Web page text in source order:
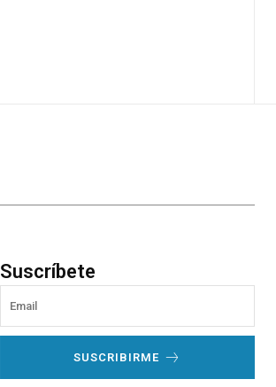
Suscríbete
SUSCRIBIRME